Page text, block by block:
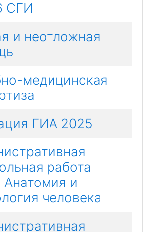
СГИ
и неотложная
медицинская
ГИА 2025
работа
и
человека